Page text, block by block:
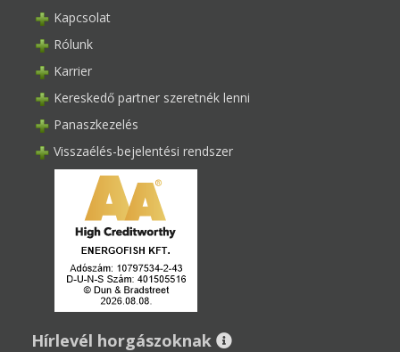
Kapcsolat
Rólunk
Karrier
Kereskedő partner szeretnék lenni
Panaszkezelés
Visszaélés-bejelentési rendszer
Hírlevél horgászoknak